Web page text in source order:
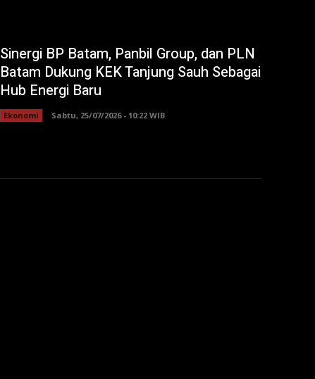
Sinergi BP Batam, Panbil Group, dan PLN
Batam Dukung KEK Tanjung Sauh Sebagai
Hub Energi Baru
Ekonomi Sabtu, 25/07/2026 - 10:22 WIB